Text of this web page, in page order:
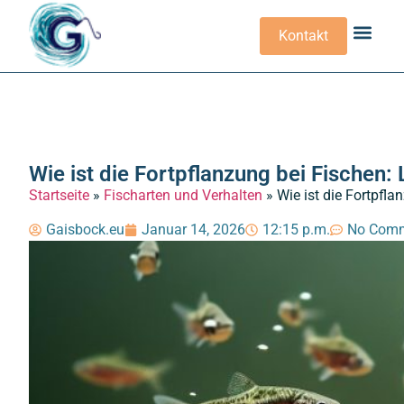
Kontakt
Wie ist die Fortpflanzung bei
Startseite » Fischarten und Verhalten » Wie ist die
Gaisbock.eu Januar 14, 2026 12:15 p.m. No